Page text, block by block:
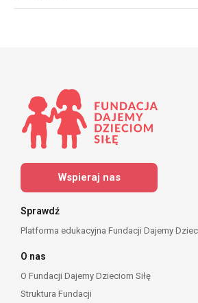
Wspieraj nas
Sprawdź
Platforma edukacyjna Fundacji Dajemy
O nas
O Fundacji Dajemy Dzieciom Siłę
Struktura Fundacji